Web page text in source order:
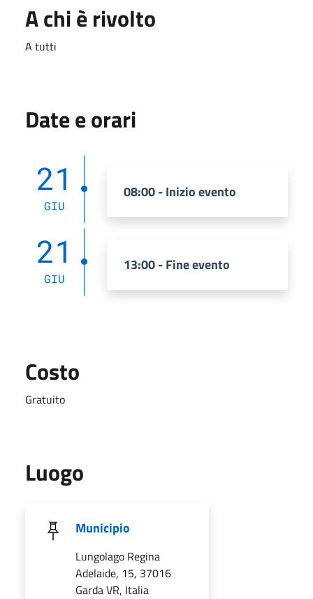
A chi è rivolto
A tutti
Date e orari
21
GIU
08:00 - Inizio evento
21
GIU
13:00 - Fine evento
Costo
Gratuito
Luogo
Municipio
Lungolago Regina
Adelaide, 15, 37016
Garda VR, Italia